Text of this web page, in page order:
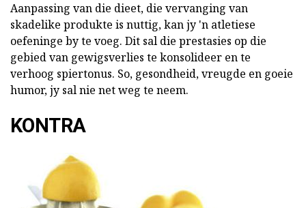
Aanpassing van die dieet, die vervanging van
skadelike produkte is nuttig, kan jy 'n atletiese
oefeninge by te voeg. Dit sal die prestasies op die
gebied van gewigsverlies te konsolideer en te
verhoog spiertonus. So, gesondheid, vreugde en goeie
humor, jy sal nie net weg te neem.
KONTRA